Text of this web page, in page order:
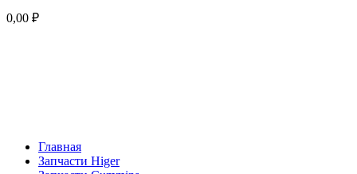
0,00 ₽
Главная
Запчасти Higer